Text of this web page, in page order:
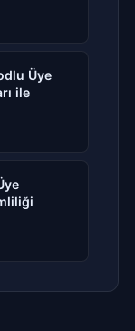
Üye
ile